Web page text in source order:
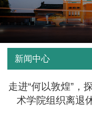
新闻中心
走进“何以敦煌”
术学院组织离退